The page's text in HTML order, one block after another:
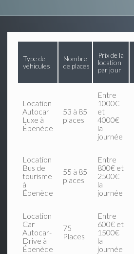
Type de
véhicules
Nombre
de places
Prix de la
location
par jour
Location
Autocar
Luxe à
Épenède
53 à 85
places
Entre
1000€
et
4000€
la
journée
Location
Bus de
tourisme
à
Épenède
55 à 85
places
Entre
800€ et
2500€
la
journée
Location
Car
Autocar-
Drive à
Épenède
75
Places
Entre
600€ et
1500€
la
journée